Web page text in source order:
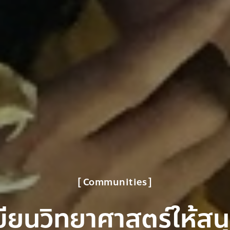
Communities
ยนวิทยาศาสตร์ให้ส